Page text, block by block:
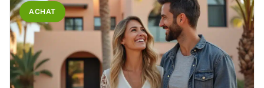
ACHAT